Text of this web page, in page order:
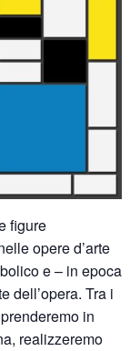
figure
opere d’arte
e – in epoca
dell’opera. Tra i
in
realizzeremo